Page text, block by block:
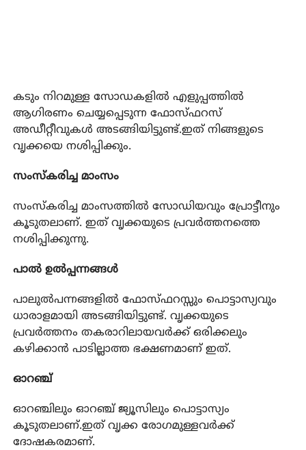
കടും നിറമുള്ള സോഡകളിൽ എളുപ്പത്തിൽ
ആഗിരണം ചെയ്യപ്പെടുന്ന ഫോസ്ഫറസ്
അഡീറ്റീവുകൾ അടങ്ങിയിട്ടുണ്ട്.ഇത് നിങ്ങളുടെ
വൃക്കയെ നശിപ്പിക്കും.
സംസ്കരിച്ച മാംസം
സംസ്കരിച്ച മാംസത്തിൽ സോഡിയവും പ്രോട്ടീനും
കൂടുതലാണ്. ഇത് വൃക്കയുടെ പ്രവർത്തനത്തെ
നശിപ്പിക്കുന്നു.
പാൽ ഉൽപ്പന്നങ്ങൾ
പാലുൽപന്നങ്ങളിൽ ഫോസ്ഫറസ്സും പൊട്ടാസ്യവും
ധാരാളമായി അടങ്ങിയിട്ടുണ്ട്. വൃക്കയുടെ
പ്രവർത്തനം തകരാറിലായവർക്ക് ഒരിക്കലും
കഴിക്കാൻ പാടില്ലാത്ത ഭക്ഷണമാണ് ഇത്.
ഓറഞ്ച്
ഓറഞ്ചിലും ഓറഞ്ച് ജ്യൂസിലും പൊട്ടാസ്യം
കൂടുതലാണ്.ഇത് വൃക്ക രോഗമുള്ളവർക്ക്
ദോഷകരമാണ്.